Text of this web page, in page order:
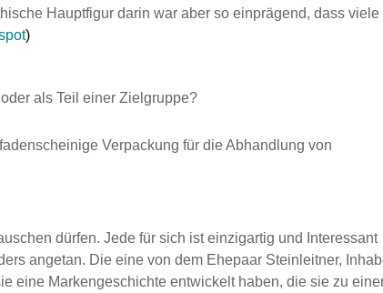
Hauptfigur darin war aber so einprägend, dass viele
)
als Teil einer Zielgruppe?
Verpackung für die Abhandlung von
dürfen. Jede für sich ist einzigartig und Interessant
angetan. Die eine von dem Ehepaar Steinleitner,
eine Markengeschichte entwickelt haben, die sie zu